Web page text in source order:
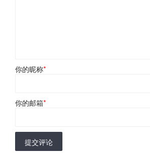
你的昵称*
你的邮箱*
提交评论